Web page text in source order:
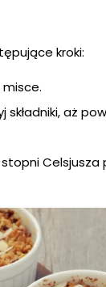
kroki:
aż